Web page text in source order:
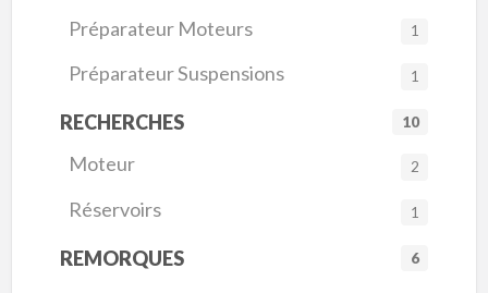
Préparateur Moteurs 1
Préparateur Suspensions 1
RECHERCHES 10
Moteur 2
Réservoirs 1
REMORQUES 6